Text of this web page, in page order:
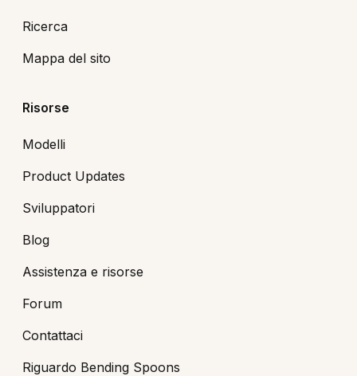
Ricerca
Mappa del sito
Risorse
Modelli
Product Updates
Sviluppatori
Blog
Assistenza e risorse
Forum
Contattaci
Riguardo Bending Spoons